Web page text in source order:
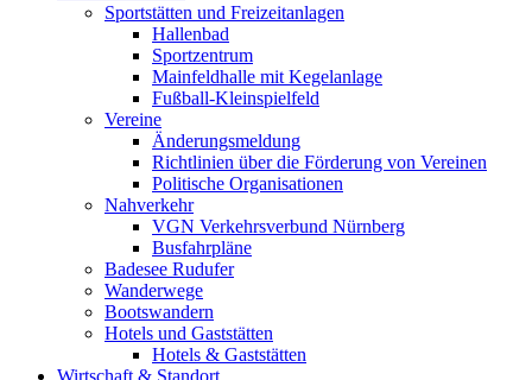
Sportstätten und Freizeitanlagen
Hallenbad
Sportzentrum
Mainfeldhalle mit Kegelanlage
Fußball-Kleinspielfeld
Vereine
Änderungsmeldung
Richtlinien über die Förderung von Vereinen
Politische Organisationen
Nahverkehr
VGN Verkehrsverbund Nürnberg
Busfahrpläne
Badesee Rudufer
Wanderwege
Bootswandern
Hotels und Gaststätten
Hotels & Gaststätten
Wirtschaft & Standort